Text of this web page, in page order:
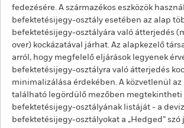
fedezésére. A származékos eszközök
befektetésijegy-osztály esetében az alap
befektetésijegy-osztályára való átterjedés
over) kockázatával járhat. Az alapkezelő
arról, hogy megfelelő eljárások legyenek
befektetésijegy-osztályra való átterjedés
minimalizálása érdekében. A közvetlenül
található legördülő mezőben megtekintheti
befektetésijegy-osztályának listáját - a
befektetésijegy-osztályokat a „Hedged” szó